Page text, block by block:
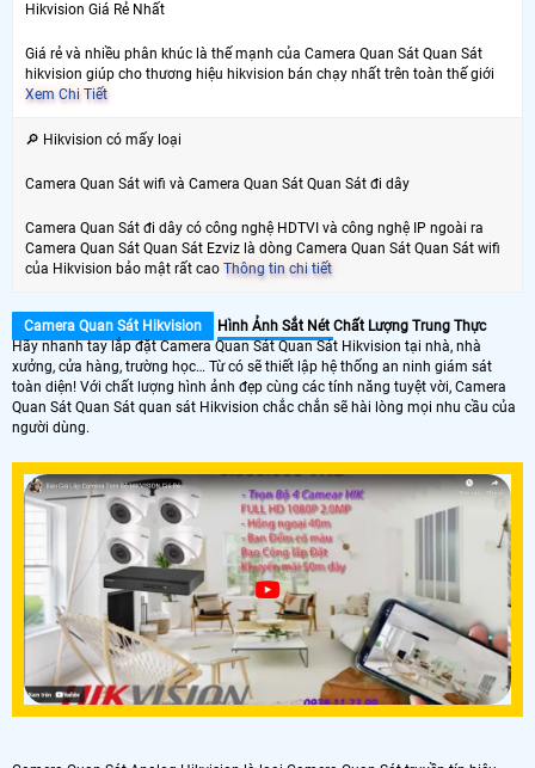
Hikvision Giá Rẻ Nhất
Giá rẻ và nhiều phân khúc là thế mạnh của Camera Quan Sát Quan Sát
hikvision giúp cho thương hiệu hikvision bán chạy nhất trên toàn thế giới
Xem Chi Tiết
🔎 Hikvision có mấy loại
Camera Quan Sát wifi và Camera Quan Sát Quan Sát đi dây
Camera Quan Sát đi dây có công nghệ HDTVI và công nghệ IP ngoài ra
Camera Quan Sát Quan Sát Ezviz là dòng Camera Quan Sát Quan Sát wifi
của Hikvision bảo mật rất cao Thông tin chi tiết
Camera Quan Sát Hikvision Hình Ảnh Sắt Nét Chất Lượng Trung Thực
Hãy nhanh tay lắp đặt Camera Quan Sát Quan Sát Hikvision tại nhà, nhà
xưởng, cửa hàng, trường học… Từ có sẽ thiết lập hệ thống an ninh giám sát
toàn diện! Với chất lượng hình ảnh đẹp cùng các tính năng tuyệt vời, Camera
Quan Sát Quan Sát quan sát Hikvision chắc chắn sẽ hài lòng mọi nhu cầu của
người dùng.